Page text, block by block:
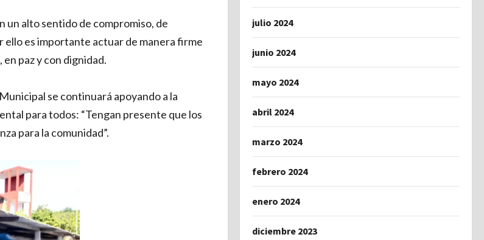
un alto sentido de compromiso, de
ello es importante actuar de manera firme
paz y con dignidad.
se continuará apoyando a la
para todos: “Tengan presente que los
para la comunidad”.
julio 2024
junio 2024
mayo 2024
abril 2024
marzo 2024
febrero 2024
enero 2024
diciembre 2023